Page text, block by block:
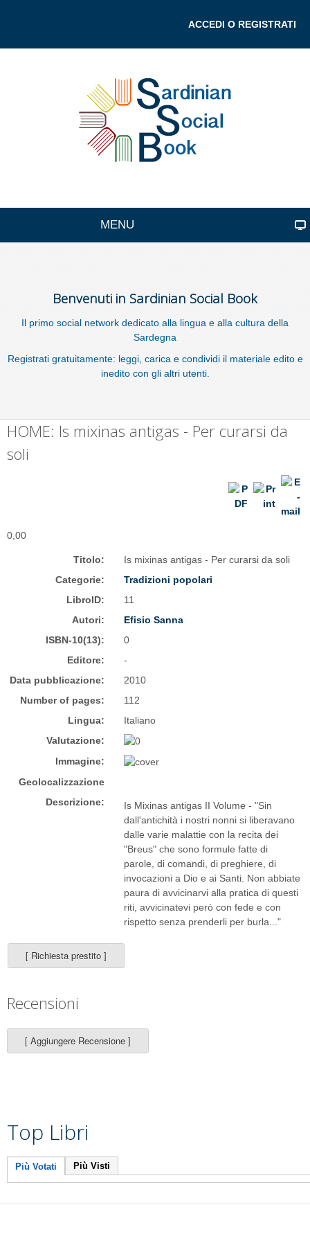
ACCEDI O REGISTRATI
MENU
Benvenuti in Sardinian Social Book
Il primo social network dedicato alla lingua e alla cultura della
Sardegna
Registrati gratuitamente: leggi, carica e condividi il materiale edito e
inedito con gli altri utenti.
HOME: Is mixinas antigas - Per curarsi da
soli
0,00
Titolo:
Is mixinas antigas - Per curarsi da soli
Categorie:
Tradizioni popolari
LibroID:
11
Autori:
Efisio Sanna
ISBN-10(13):
0
Editore:
-
Data pubblicazione:
2010
Number of pages:
112
Lingua:
Italiano
Valutazione:
Immagine:
Geolocalizzazione
Descrizione:
Is Mixinas antigas II Volume - "Sin
dall'antichità i nostri nonni si liberavano
dalle varie malattie con la recita dei
"Breus" che sono formule fatte di
parole, di comandi, di preghiere, di
invocazioni a Dio e ai Santi. Non abbiate
paura di avvicinarvi alla pratica di questi
riti, avvicinatevi però con fede e con
rispetto senza prenderli per burla..."
Recensioni
Top Libri
Più Votati Più Visti